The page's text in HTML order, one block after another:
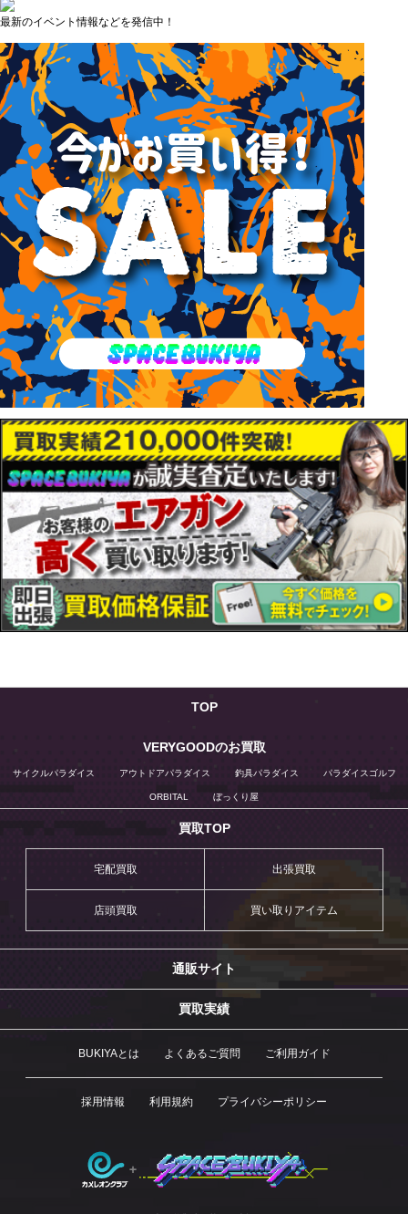
最新のイベント情報などを発信中！
TOP
VERYGOODのお買取
サイクルパラダイス アウトドアパラダイス 釣具パラダイス パラダイスゴルフ
ORBITAL ぼっくり屋
買取TOP
宅配買取 出張買取
店頭買取 買い取りアイテム
通販サイト
買取実績
BUKIYAとは よくあるご質問 ご利用ガイド
採用情報 利用規約 プライバシーポリシー